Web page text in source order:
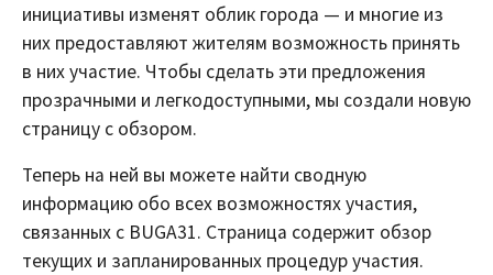
инициативы изменят облик города — и многие из
них предоставляют жителям возможность принять
в них участие. Чтобы сделать эти предложения
прозрачными и легкодоступными, мы создали новую
страницу с обзором.
Теперь на ней вы можете найти сводную
информацию обо всех возможностях участия,
связанных с BUGA31. Страница содержит обзор
текущих и запланированных процедур участия.